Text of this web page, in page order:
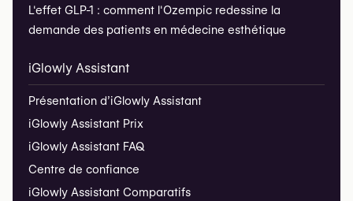
L'effet GLP-1 : comment l'Ozempic redessine la
demande des patients en médecine esthétique
iGlowly Assistant
Présentation d’iGlowly Assistant
iGlowly Assistant Prix
iGlowly Assistant FAQ
Centre de confiance
iGlowly Assistant Comparatifs